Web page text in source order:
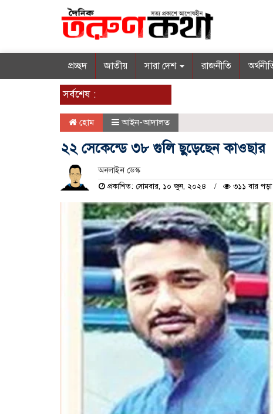
প্রচ্ছদ জাতীয় সারা দেশ রাজনীতি
সর্বশেষ :
হোম আইন-আদালত
২২ সেকেন্ডে ৩৮ গুলি ছুড়েছেন কাওছার
অনলাইন ডেস্ক
প্রকাশিত: সোমবার, ১০ জুন, ২০২৪ ৩১১ বার পড়া